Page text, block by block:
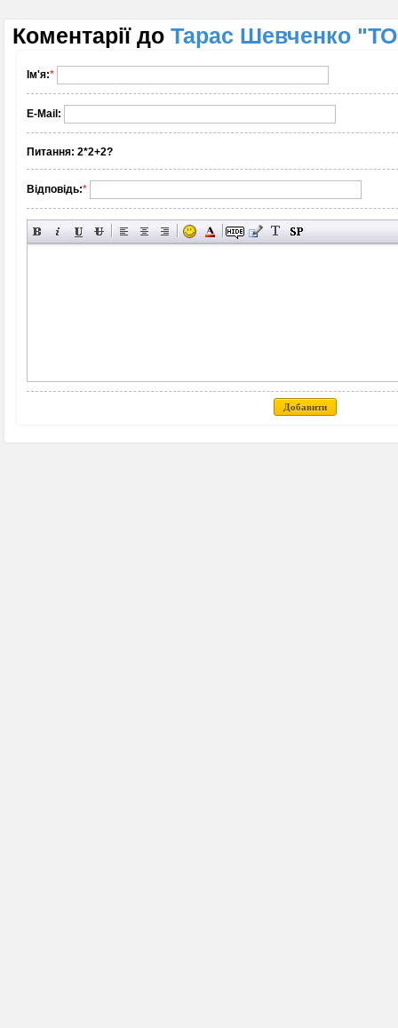
Коментарії до Тарас Шевченко
Ім'я:*
E-Mail:
Питання: 2*2+2?
Відповідь:*
Добавити